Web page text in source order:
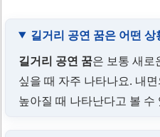
길거리 공연 꿈은 어떤
길거리 공연 꿈은 보통 새로
싶을 때 자주 나타나요. 내면
높아질 때 나타난다고 볼 수